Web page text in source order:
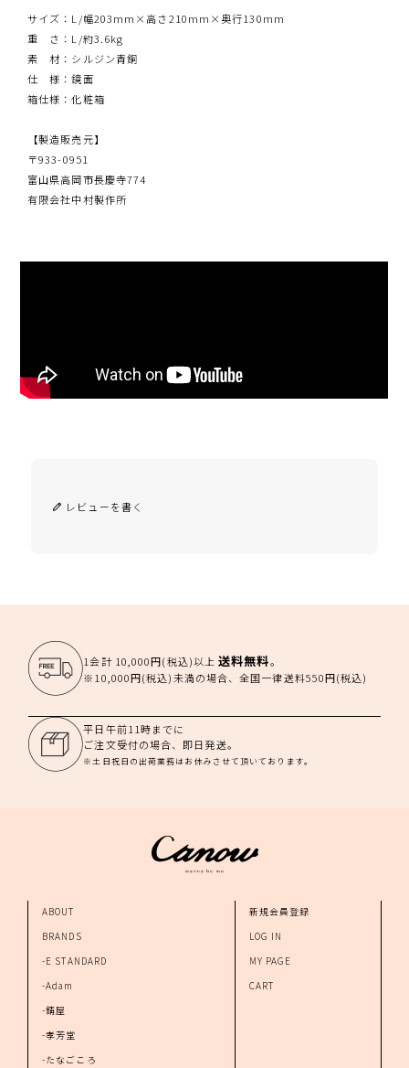
サイズ：L/幅203mm×高さ210mm×奥行130mm
重 さ：L/約3.6kg
素 材：シルジン青銅
仕 様：鏡面
箱仕様：化粧箱
【製造販売元】
〒933-0951
富山県高岡市長慶寺774
有限会社中村製作所
レビューを書く
1会計 10,000円(税込)以上送料無料。
※10,000円(税込)未満の場合、全国一律送料550円(税込)
平日午前11時までに
ご注文受付の場合、即日発送。
※土日祝日の出荷業務はお休みさせて頂いております。
ABOUT
BRANDS
-E STANDARD
-Adam
-錆屋
-孝芳堂
-たなごころ
新規会員登録
LOG IN
MY PAGE
CART